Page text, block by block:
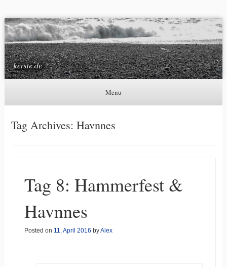
Kerste.de
Astronomie, Nordlichter und mehr
Menu
Tag Archives: Havnnes
Tag 8: Hammerfest &
Havnnes
Posted on 11. April 2016 byAlex